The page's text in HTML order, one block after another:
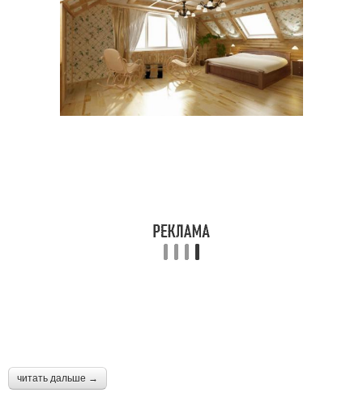
читать дальше →